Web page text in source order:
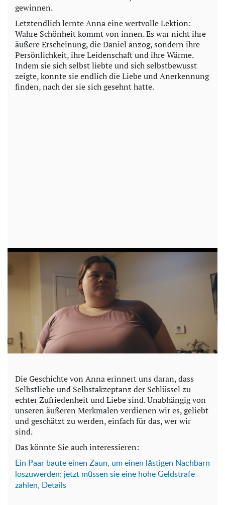
gewinnen.
Letztendlich lernte Anna eine wertvolle Lektion:
Wahre Schönheit kommt von innen. Es war nicht ihre
äußere Erscheinung, die Daniel anzog, sondern ihre
Persönlichkeit, ihre Leidenschaft und ihre Wärme.
Indem sie sich selbst liebte und sich selbstbewusst
zeigte, konnte sie endlich die Liebe und Anerkennung
finden, nach der sie sich gesehnt hatte.
Die Geschichte von Anna erinnert uns daran, dass
Selbstliebe und Selbstakzeptanz der Schlüssel zu
echter Zufriedenheit und Liebe sind. Unabhängig von
unseren äußeren Merkmalen verdienen wir es, geliebt
und geschätzt zu werden, einfach für das, wer wir
sind.
Das könnte Sie auch interessieren:
Ein Paar baute einen Zaun, um einen lästigen Nachbarn
loszuwerden: jetzt müssen sie eine hohe Geldstrafe
zahlen, Details